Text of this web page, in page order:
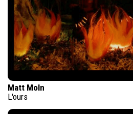
Matt Moln
L'ours